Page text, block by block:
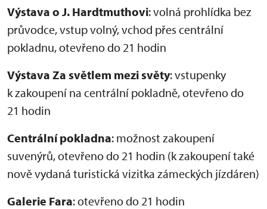
Výstava o J. Hardtmuthovi: volná prohlídka bez
průvodce, vstup volný, vchod přes centrální
pokladnu, otevřeno do 21 hodin
Výstava Za světlem mezi světy: vstupenky
k zakoupení na centrální pokladně, otevřeno do
21 hodin
Centrální pokladna: možnost zakoupení
suvenýrů, otevřeno do 21 hodin (k zakoupení také
nově vydaná turistická vizitka zámeckých jízdáren)
Galerie Fara: otevřeno do 21 hodin